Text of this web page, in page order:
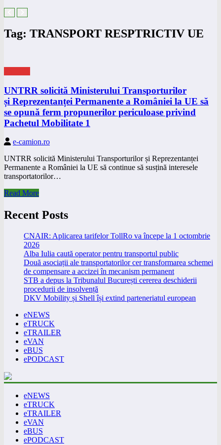
Tag: TRANSPORT RESPTRICTIV UE
UNTRR solicită Ministerului Transporturilor
și Reprezentanței Permanente a României la UE să
se opună ferm propunerilor periculoase privind
Pachetul Mobilitate 1
e-camion.ro
UNTRR solicită Ministerului Transporturilor și Reprezentanței
Permanente a României la UE să continue să susțină interesele
transportatorilor…
Read More
Recent Posts
CNAIR: Aplicarea tarifelor TollRo va începe la 1 octombrie
2026
Alba Iulia caută operator pentru transportul public
Două asociații ale transportatorilor cer transformarea schemei
de compensare a accizei în mecanism permanent
STB a depus la Tribunalul București cererea deschiderii
procedurii de insolvență
DKV Mobility și Shell își extind parteneriatul european
eNEWS
eTRUCK
eTRAILER
eVAN
eBUS
ePODCAST
eNEWS
eTRUCK
eTRAILER
eVAN
eBUS
ePODCAST